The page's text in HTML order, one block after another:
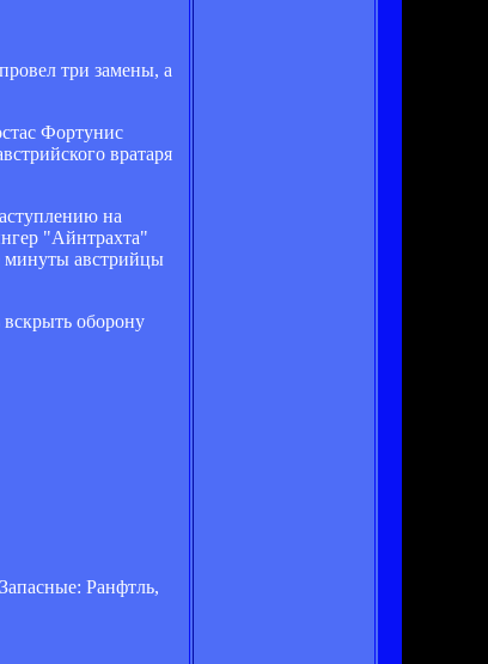
три замены, а
Фортунис
вратаря
на
"Айнтрахта"
минуты австрийцы
оборону
Ранфтль,